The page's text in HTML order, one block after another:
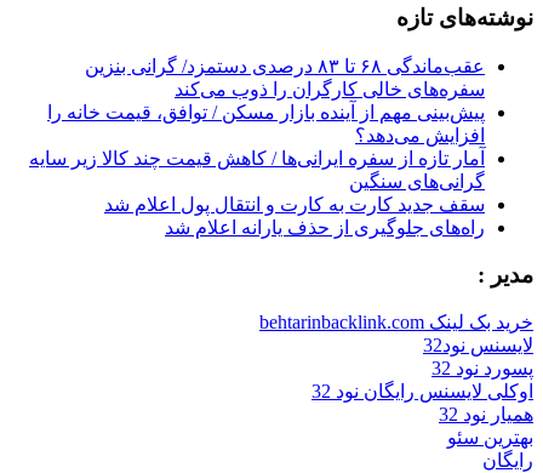
نوشته‌های تازه
عقب‌ماندگی ۶۸ تا ۸۳ درصدی دستمزد/ گرانی بنزین
سفره‌های خالی کارگران را ذوب می‌کند
پیش‌بینی مهم از آینده بازار مسکن / توافق، قیمت خانه را
افزایش می‌دهد؟
آمار تازه از سفره ایرانی‌ها / کاهش قیمت چند کالا زیر سایه
گرانی‌های سنگین
سقف جدید کارت به کارت و انتقال پول اعلام شد
راه‌های جلوگیری از حذف یارانه اعلام شد
مدیر :
خرید بک لینک behtarinbacklink.com
لایسنس نود32
پسورد نود 32
اوکلی لایسنس رایگان نود 32
همیار نود 32
بهترین سئو
رایگان